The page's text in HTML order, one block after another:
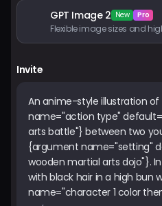
GPT Image 2 New Pro
Flexible image sizes and
Invite